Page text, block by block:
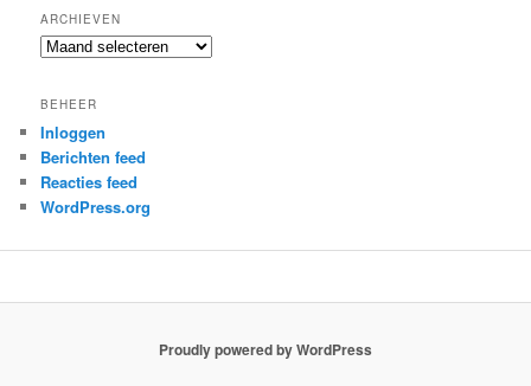
ARCHIEVEN
Archieven
BEHEER
Inloggen
Berichten feed
Reacties feed
WordPress.org
Proudly powered by WordPress